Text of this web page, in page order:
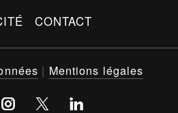
CONTACT
| Mentions légales